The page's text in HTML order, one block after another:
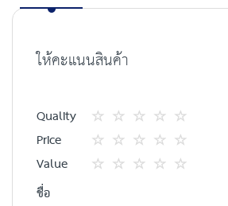
ให้คะแนนสินค้า
Quality
1
star
2
ดาว
3
ดาว
4
ดาว
5
ดาว
Price
1
2
3
4
5
Value
ชื่อ